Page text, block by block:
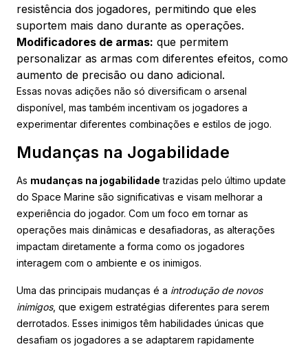
resistência dos jogadores, permitindo que eles
suportem mais dano durante as operações.
Modificadores de armas: que permitem
personalizar as armas com diferentes efeitos, como
aumento de precisão ou dano adicional.
Essas novas adições não só diversificam o arsenal
disponível, mas também incentivam os jogadores a
experimentar diferentes combinações e estilos de jogo.
Mudanças na Jogabilidade
As mudanças na jogabilidade trazidas pelo último update
do Space Marine são significativas e visam melhorar a
experiência do jogador. Com um foco em tornar as
operações mais dinâmicas e desafiadoras, as alterações
impactam diretamente a forma como os jogadores
interagem com o ambiente e os inimigos.
Uma das principais mudanças é a introdução de novos
inimigos, que exigem estratégias diferentes para serem
derrotados. Esses inimigos têm habilidades únicas que
desafiam os jogadores a se adaptarem rapidamente